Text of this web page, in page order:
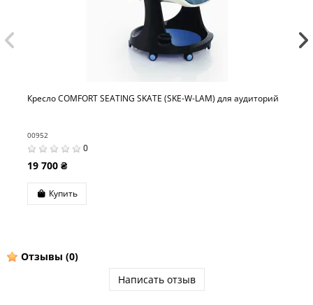
SKATE (SKE-W-LAM) для аудиторий Конференц-кресло
Отзывы (0)
Написать отзыв